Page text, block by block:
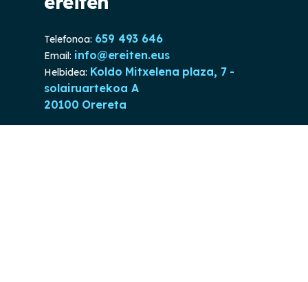
Telefonoa: 659 493 646
Email: info@ereiten.eus
Helbidea: Koldo Mitxelena plaza, 7 -
solairuartekoa A
20100 Orereta